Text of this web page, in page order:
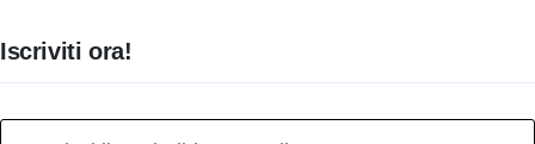
Iscriviti ora!